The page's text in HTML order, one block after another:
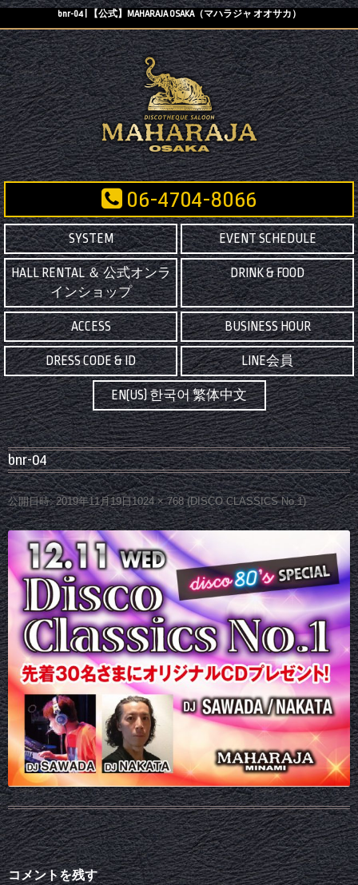
bnr-04 | 【公式】MAHARAJA OSAKA（マハラジャ オオサカ）
06-4704-8066
SYSTEM EVENT SCHEDULE
HALL RENTAL ＆ 公式オンラ
インショップ
DRINK & FOOD
ACCESS BUSINESS HOUR
DRESS CODE & ID LINE会員
EN(US) 한국어 繁体中文
bnr-04
公開日時: 2019年11月19日1024 × 768(DISCO CLASSICS No.1)
コメントを残す